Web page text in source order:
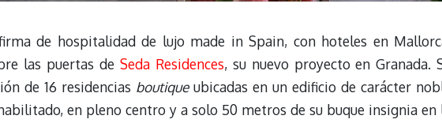
de hospitalidad de lujo made in Spain, con hoteles en
las puertas de Seda Residences, su nuevo proyecto en Granada.
de 16 residencias boutiqueubicadas en un edificio de carácter
en pleno centro y a solo 50 metros de su buque insignia en